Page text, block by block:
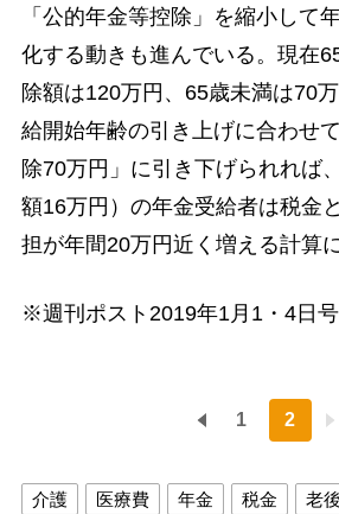
「公的年金等控除」を縮小して
化する動きも進んでいる。現在
除額は120万円、65歳未満は70
給開始年齢の引き上げに合わせ
除70万円」に引き下げられれば
額16万円）の年金受給者は税金
担が年間20万円近く増える計算に
※週刊ポスト2019年1月1・4日号
1 2
介護 医療費 年金 税金 老